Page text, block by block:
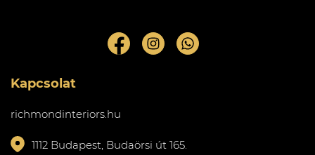
Kapcsolat
richmondinteriors.hu
1112 Budapest, Budaörsi út 165.